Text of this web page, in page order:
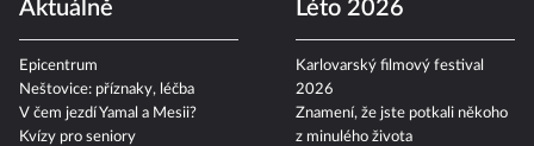
Aktuálně
Epicentrum
Neštovice: příznaky, léčba
V čem jezdí Yamal a Mesii?
Kvízy pro seniory
Léto 2026
Karlovarský filmový festival
2026
Znamení, že jste potkali někoho
z minulého života